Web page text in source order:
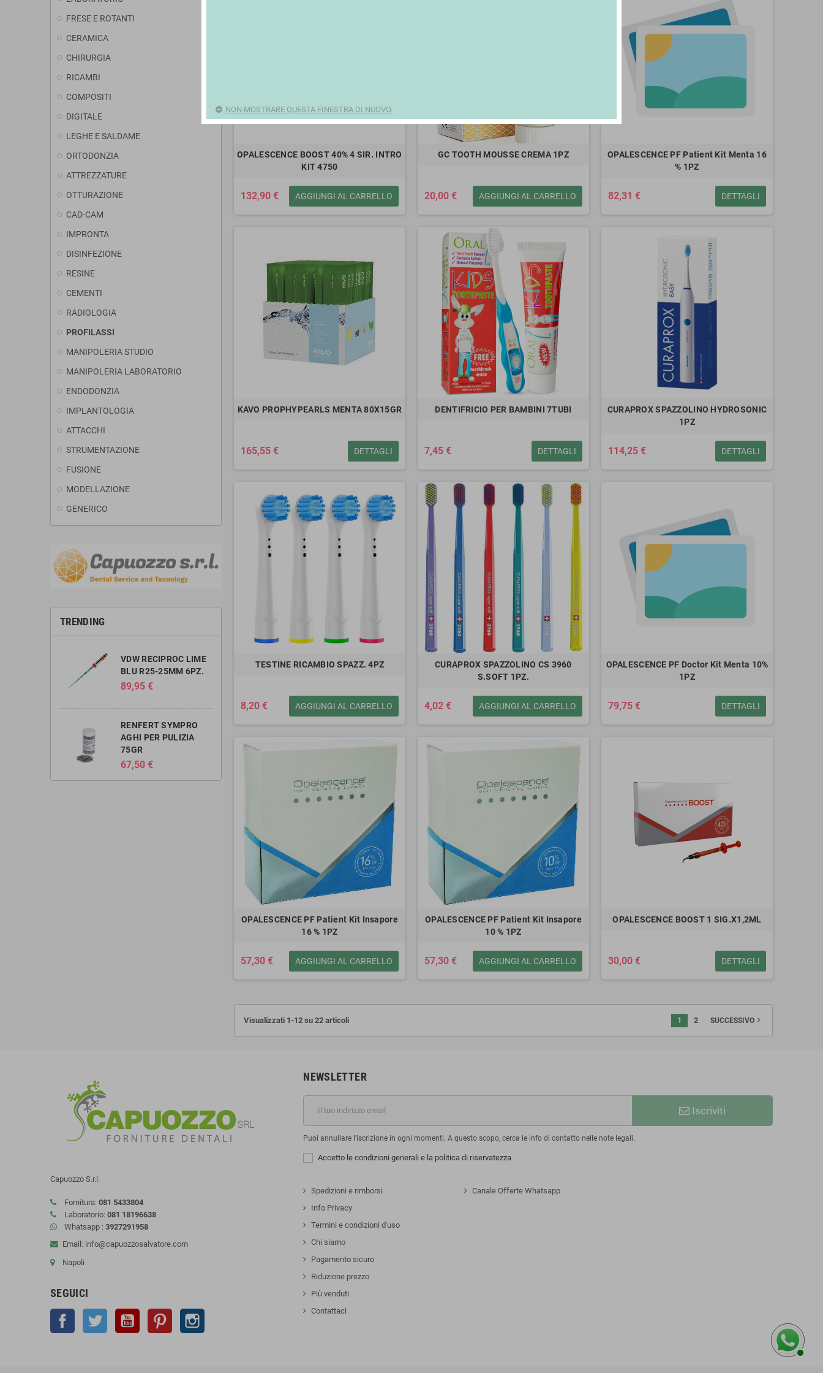
FRESE E ROTANTI
CERAMICA
CHIRURGIA
RICAMBI
COMPOSITI
DIGITALE
LEGHE E SALDAME
ORTODONZIA
ATTREZZATURE
OTTURAZIONE
CAD-CAM
IMPRONTA
DISINFEZIONE
RESINE
CEMENTI
RADIOLOGIA
PROFILASSI
MANIPOLERIA STUDIO
MANIPOLERIA LABORATORIO
ENDODONZIA
IMPLANTOLOGIA
ATTACCHI
STRUMENTAZIONE
FUSIONE
MODELLAZIONE
GENERICO
TRENDING
VDW RECIPROC LIME
BLU R25-25MM 6PZ.
89,95 €
RENFERT SYMPRO
AGHI PER PULIZIA
75GR
67,50 €
OPALESCENCE BOOST 40% 4 SIR. INTRO
KIT 4750
132,90 € AGGIUNGI AL CARRELLO
GC TOOTH MOUSSE CREMA 1PZ
20,00 € AGGIUNGI AL CARRELLO
OPALESCENCE PF Patient Kit Menta 16
% 1PZ
82,31 € DETTAGLI
KAVO PROPHYPEARLS MENTA 80X15GR
165,55 € DETTAGLI
DENTIFRICIO PER BAMBINI 7TUBI
7,45 € DETTAGLI
CURAPROX SPAZZOLINO HYDROSONIC
1PZ
114,25 € DETTAGLI
TESTINE RICAMBIO SPAZZ. 4PZ
8,20 € AGGIUNGI AL CARRELLO
CURAPROX SPAZZOLINO CS 3960
S.SOFT 1PZ.
4,02 € AGGIUNGI AL CARRELLO
OPALESCENCE PF Doctor Kit Menta 10%
1PZ
79,75 € DETTAGLI
OPALESCENCE PF Patient Kit Insapore
16 % 1PZ
57,30 € AGGIUNGI AL CARRELLO
OPALESCENCE PF Patient Kit Insapore
10 % 1PZ
57,30 € AGGIUNGI AL CARRELLO
OPALESCENCE BOOST 1 SIG.X1,2ML
30,00 € DETTAGLI
Visualizzati 1-12 su 22 articoli 1 2 SUCCESSIVOnavigate_next
Capuozzo S.r.l.
Fornitura: 081 5433804
Laboratorio: 081 18196638
Whatsapp : 3927291958
Email: info@capuozzosalvatore.com
Napoli
SEGUICI
Facebook Twitter YouTube Pinterest
NEWSLETTER
Iscriviti
Puoi annullare l'iscrizione in ogni momenti. A questo scopo, cerca le info di contatto nelle note legali.
Accetto le condizioni generali e la politica di riservatezza
Spedizioni e rimborsi
Info Privacy
Termini e condizioni d'uso
Chi siamo
Pagamento sicuro
Riduzione prezzo
Più venduti
Contattaci
Canale Offerte Whatsapp
NON MOSTRARE QUESTA FINESTRA DI NUOVO.